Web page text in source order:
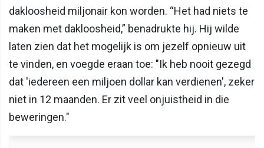
dakloosheid miljonair kon worden. “Het had niets te
maken met dakloosheid,” benadrukte hij. Hij wilde
laten zien dat het mogelijk is om jezelf opnieuw uit
te vinden, en voegde eraan toe: "Ik heb nooit gezegd
dat 'iedereen een miljoen dollar kan verdienen', zeker
niet in 12 maanden. Er zit veel onjuistheid in die
beweringen."